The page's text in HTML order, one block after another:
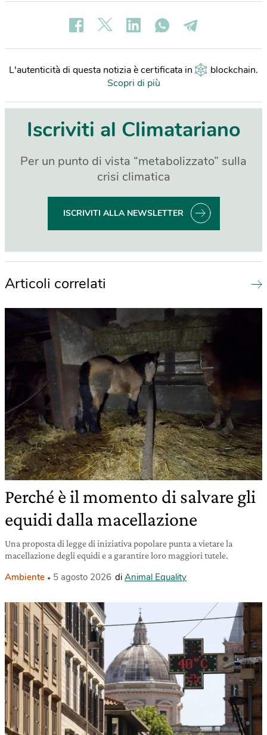
L'autenticità di questa notizia è certificata in blockchain.
Scopri di più
Iscriviti al Climatariano
Per un punto di vista “metabolizzato” sulla
crisi climatica
ISCRIVITI ALLA NEWSLETTER
Articoli correlati
Perché è il momento di salvare gli
equidi dalla macellazione
Una proposta di legge di iniziativa popolare punta a vietare la
macellazione degli equidi e a garantire loro maggiori tutele.
Ambiente 5 agosto 2026 di Animal Equality